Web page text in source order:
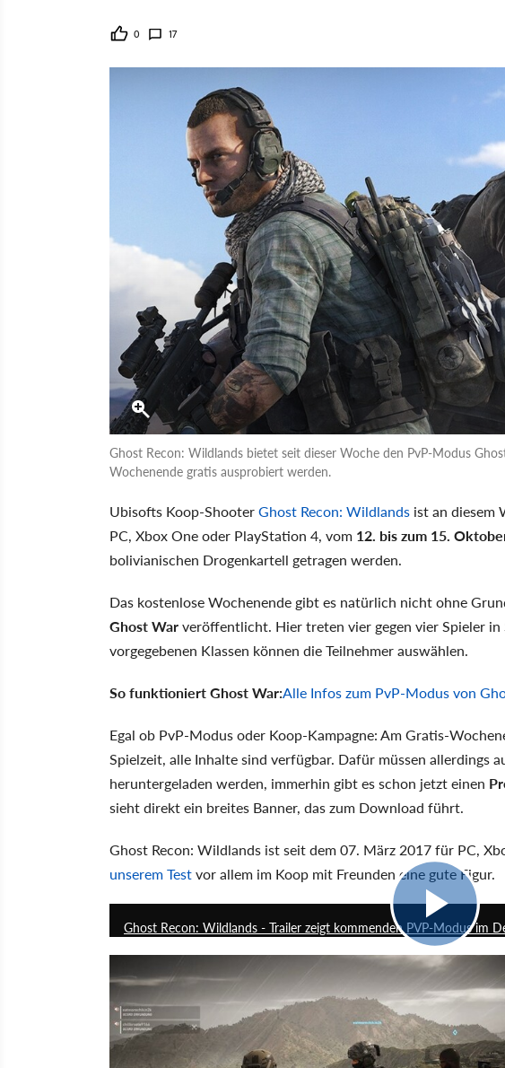
0 17
Ghost Recon: Wildlands bietet seit dieser Woche den PvP-Modus
Wochenende gratis ausprobiert werden.
Ubisofts Koop-ShooterGhost Recon: Wildlands ist an diesem
PC, Xbox One oder PlayStation 4, vom 12. bis zum 15.
bolivianischen Drogenkartell getragen werden.
Das kostenlose Wochenende gibt es natürlich nicht ohne
Ghost Warveröffentlicht. Hier treten vier gegen vier Spieler in
vorgegebenen Klassen können die Teilnehmer auswählen.
So funktioniert Ghost War:Alle Infos zum PvP-Modus von
Egal ob PvP-Modus oder Koop-Kampagne: Am Gratis-
Spielzeit, alle Inhalte sind verfügbar. Dafür müssen allerdings
heruntergeladen werden, immerhin gibt es schon jetzt einen
sieht direkt ein breites Banner, das zum Download führt.
Ghost Recon: Wildlands ist seit dem 07. März 2017 für PC,
unserem Testvor allem im Koop mit Freunden eine gute Figur.
Ghost Recon: Wildlands - Trailer zeigt kommenden PVP-Modus im